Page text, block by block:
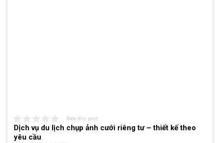
Rate this post
Dịch vụ du lịch chụp ảnh cưới riêng tư – thiết kế theo
yêu cầu